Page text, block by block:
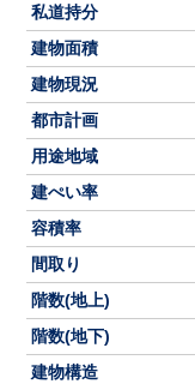
私道持分
建物面積
建物現況
都市計画
用途地域
建ぺい率
容積率
間取り
階数(地上)
階数(地下)
建物構造